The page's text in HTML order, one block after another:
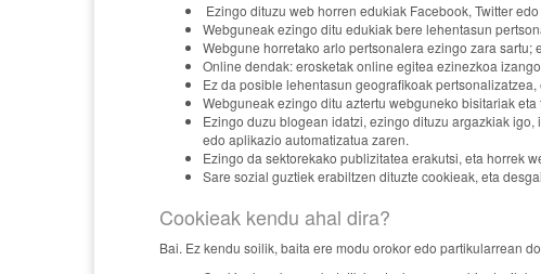
Ezingo dituzu web horren edukiak Facebook, Twitter
Webguneak ezingo ditu edukiak bere lehentasun
Webgune horretako arlo pertsonalera ezingo zara
Online dendak: erosketak online egitea ezinezkoa
Ez da posible lehentasun geografikoak
Webguneak ezingo ditu aztertu webguneko bisitariak
Ezingo duzu blogean idatzi, ezingo dituzu argazkiak
edo aplikazio automatizatua zaren.
Ezingo da sektorekako publizitatea erakutsi, eta horrek
Sare sozial guztiek erabiltzen dituzte cookieak, eta
Cookieak kendu ahal dira?
Bai. Ez kendu soilik, baita ere modu orokor edo partikularrean